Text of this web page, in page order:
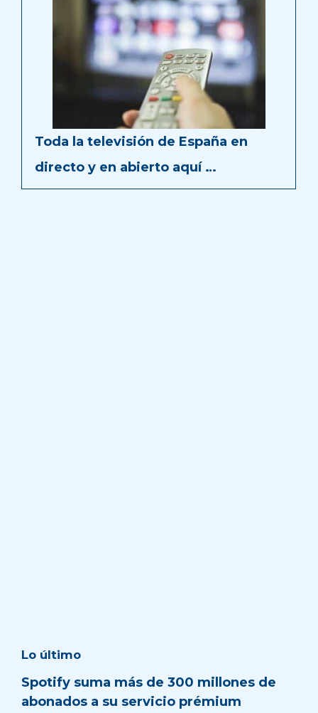
Toda la televisión de España en
directo y en abierto aquí …
Lo último
Spotify suma más de 300 millones de
abonados a su servicio prémium